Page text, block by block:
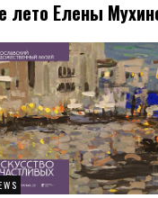
лето Елены